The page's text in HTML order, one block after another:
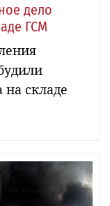
дело
ГСМ
на складе